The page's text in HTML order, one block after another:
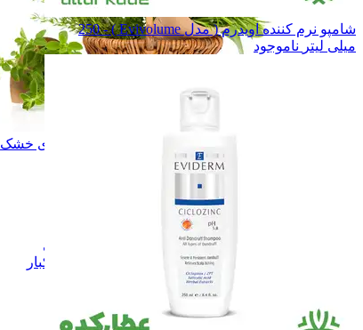
سبزی و میوه های خشک
زعفران زعفران
نبـات
عسـل
عسـل
شـیـره شـیـره
خشکبار
خشکبار
فرآورده های لبنی
فرآورده های لبنی
همه دسته بندی های زعفران و خشکبار
شامپو نرم کننده اویدرم ( مدل Evivolume ) - 250
میلی لیتر ناموجود